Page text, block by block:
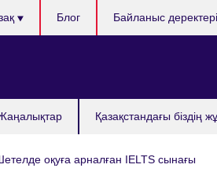
Қазақстандағы бiздiң
Блог Байланыс деректері
оқуға арналған IELTS сынағы